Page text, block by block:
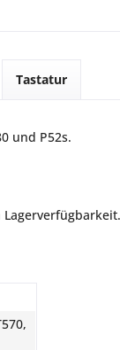
Tastatur
und P52s.